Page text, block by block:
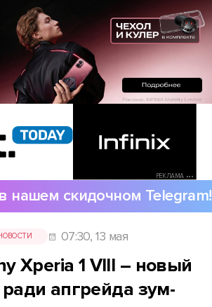
РЕКЛАМА •••
нашем скидочном Telegram!
07:30, 13 мая
Xperia 1 VIII – новый
апгрейда зум-